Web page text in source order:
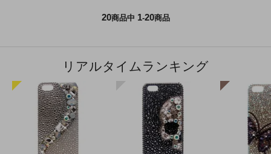
20商品中 1-20商品
リアルタイムランキング